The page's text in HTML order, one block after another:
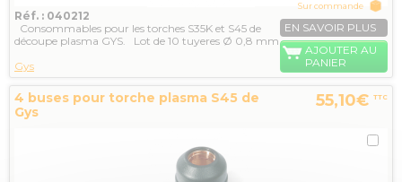
Réf. : 040212
Consommables pour les torches S35K et S45 de
découpe plasma GYS. Lot de 10 tuyeres Ø 0,8 mm
Gys
Sur commande
EN SAVOIR PLUS
AJOUTER AU
PANIER
4 buses pour torche plasma S45 de
Gys
55,10€ TTC